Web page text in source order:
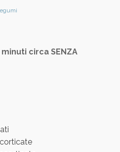
circa SENZA